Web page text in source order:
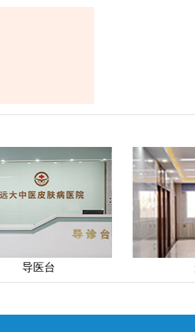
导医台